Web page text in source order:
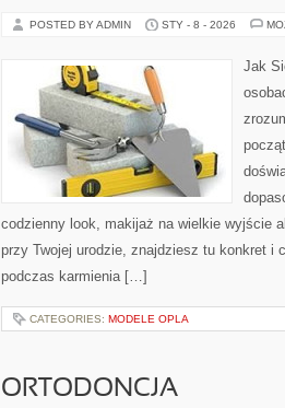
POSTED BY ADMIN STY - 8 - 2026
Jak
codzienny look, makijaż na wielkie wyjście
przy Twojej urodzie, znajdziesz tu konkret
podczas karmienia […]
CATEGORIES: MODELE OPLA
ORTODONCJA